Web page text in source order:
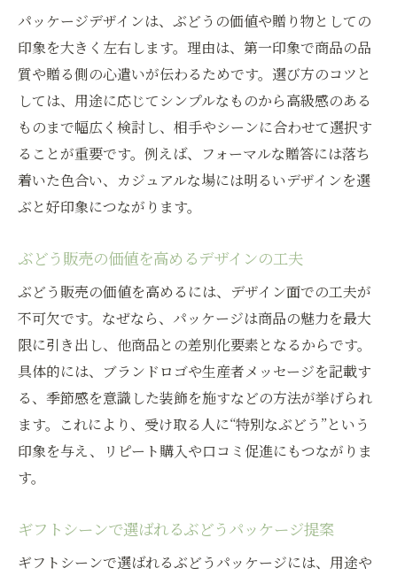
パッケージデザインは、ぶどうの価値や贈り物としての
印象を大きく左右します。理由は、第一印象で商品の品
質や贈る側の心遣いが伝わるためです。選び方のコツと
しては、用途に応じてシンプルなものから高級感のある
ものまで幅広く検討し、相手やシーンに合わせて選択す
ることが重要です。例えば、フォーマルな贈答には落ち
着いた色合い、カジュアルな場には明るいデザインを選
ぶと好印象につながります。
ぶどう販売の価値を高めるデザインの工夫
ぶどう販売の価値を高めるには、デザイン面での工夫が
不可欠です。なぜなら、パッケージは商品の魅力を最大
限に引き出し、他商品との差別化要素となるからです。
具体的には、ブランドロゴや生産者メッセージを記載す
る、季節感を意識した装飾を施すなどの方法が挙げられ
ます。これにより、受け取る人に“特別なぶどう”という
印象を与え、リピート購入や口コミ促進にもつながりま
す。
ギフトシーンで選ばれるぶどうパッケージ提案
ギフトシーンで選ばれるぶどうパッケージには、用途や